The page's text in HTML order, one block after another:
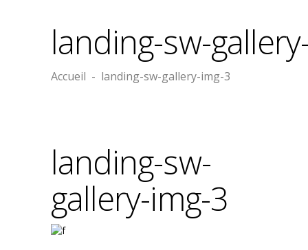
landing-sw-
Accueil - landing-sw-gallery-img-3
landing-sw-
gallery-img-3